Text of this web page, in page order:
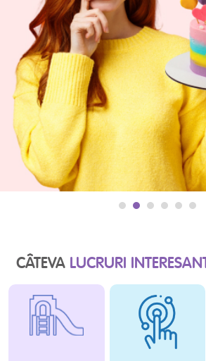
ANDERSEN LA
Echipa Andersen va organiza cu
orice colț al orașului și în afara
atmosferă de magie exact acolo
Indiferent de loc, garantăm emoții
neuitat pentru toți
Detalii
CÂTEVA LUCRURI